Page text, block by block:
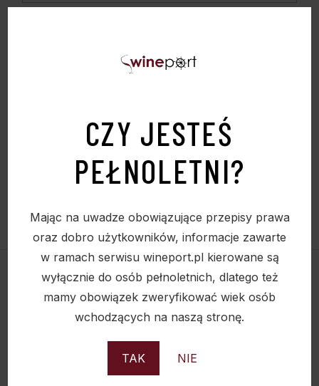
CZY JESTEŚ
PEŁNOLETNI?
Mając na uwadze obowiązujące przepisy prawa
oraz dobro użytkowników, informacje zawarte
w ramach serwisu wineport.pl kierowane są
wyłącznie do osób pełnoletnich, dlatego też
mamy obowiązek zweryfikować wiek osób
wchodzących na naszą stronę.
TAK NIE
FILTRUJ CENOWO: